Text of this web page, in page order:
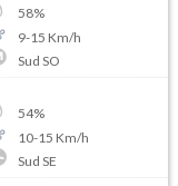
58%
9-15 Km/h
Sud SO
54%
10-15 Km/h
Sud SE